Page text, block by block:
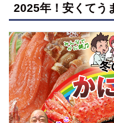
2025年！安くてう